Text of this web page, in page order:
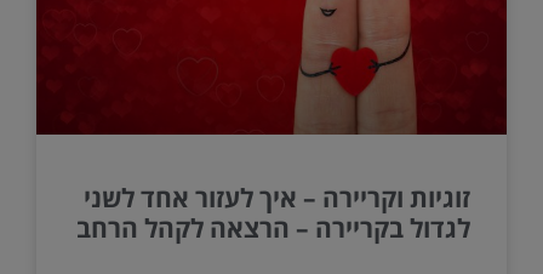
זוגיות וקריירה – איך לעזור אחד לשני
לגדול בקריירה – הרצאה לקהל הרחב